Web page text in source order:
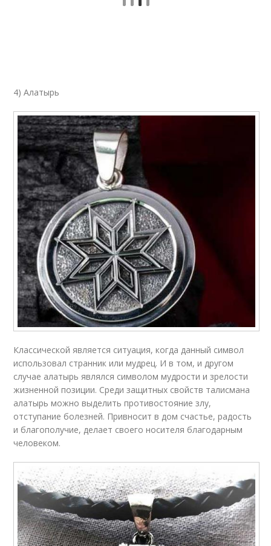
4) Алатырь
Классической является ситуация, когда данный символ
использовал странник или мудрец. И в том, и другом
случае алатырь являлся символом мудрости и зрелости
жизненной позиции. Среди защитных свойств талисмана
алатырь можно выделить противостояние злу,
отступание болезней. Привносит в дом счастье, радость
и благополучие, делает своего носителя благодарным
человеком.